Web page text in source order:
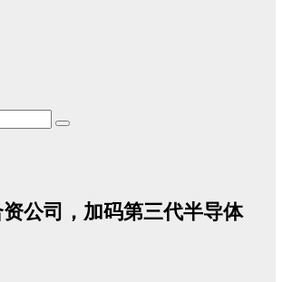
公司，加码第三代半导体